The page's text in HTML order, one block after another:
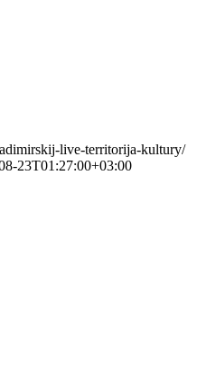
live-territorija-kultury/
23T01:27:00+03:00